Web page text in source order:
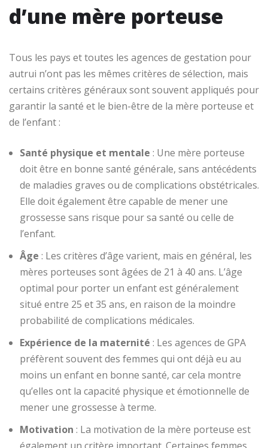
d’une mère porteuse
Tous les pays et toutes les agences de gestation pour
autrui n’ont pas les mêmes critères de sélection, mais
certains critères généraux sont souvent appliqués pour
garantir la santé et le bien-être de la mère porteuse et
de l’enfant :
Santé physique et mentale : Une mère porteuse
doit être en bonne santé générale, sans antécédents
de maladies graves ou de complications obstétricales.
Elle doit également être capable de mener une
grossesse sans risque pour sa santé ou celle de
l’enfant.
Âge : Les critères d’âge varient, mais en général, les
mères porteuses sont âgées de 21 à 40 ans. L’âge
optimal pour porter un enfant est généralement
situé entre 25 et 35 ans, en raison de la moindre
probabilité de complications médicales.
Expérience de la maternité : Les agences de GPA
préfèrent souvent des femmes qui ont déjà eu au
moins un enfant en bonne santé, car cela montre
qu’elles ont la capacité physique et émotionnelle de
mener une grossesse à terme.
Motivation : La motivation de la mère porteuse est
également un critère important. Certaines femmes